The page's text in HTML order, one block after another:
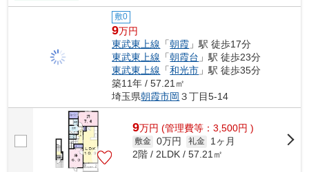
敷0
9万円
東武東上線 「朝霞 」駅 徒歩17分
東武東上線 「朝霞台 」駅 徒歩23分
東武東上線 「和光市 」駅 徒歩35分
築11年 / 57.21㎡
埼玉県朝霞市岡 ３丁目5-14
9万円 (管理費等：3,500円 )
敷金 0万円 礼金
1ヶ月
2階 / 2LDK / 57.21㎡